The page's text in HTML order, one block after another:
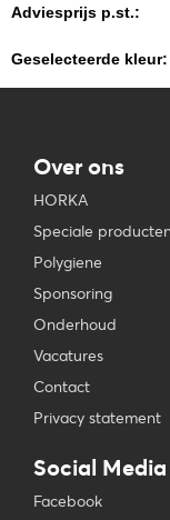
Adviesprijs p.st.:
Geselecteerde kleur:
Over ons
HORKA
Speciale
Polygiene
Sponsoring
Onderhoud
Vacatures
Contact
Privacy statement
Social Media
Facebook